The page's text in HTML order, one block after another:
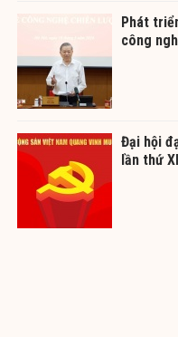
Phát
công
Đại hội
lần thứ